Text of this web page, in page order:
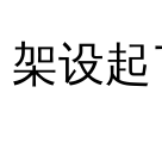
架设起